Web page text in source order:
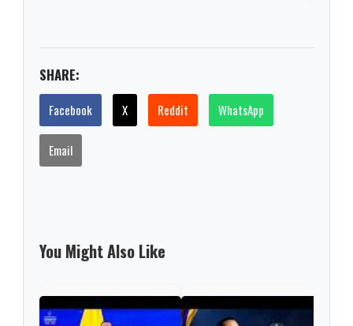
SHARE:
Facebook X Reddit WhatsApp
Email
You Might Also Like